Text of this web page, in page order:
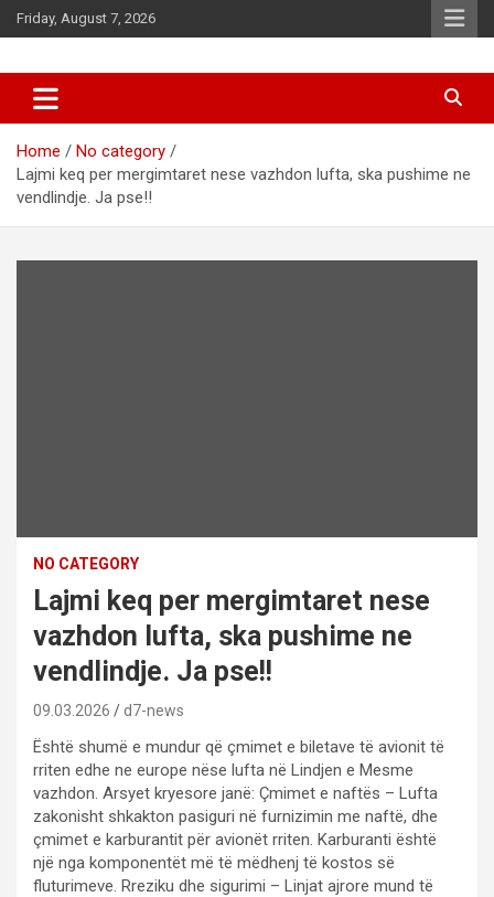
Skip
to
Friday, August 7, 2026
d7-news.com
Home
No category
Lajmi keq per mergimtaret nese vazhdon lufta, ska pushime ne
vendlindje. Ja pse!!
NO CATEGORY
Lajmi keq per mergimtaret nese
vazhdon lufta, ska pushime ne
vendlindje. Ja pse!!
09.03.2026 d7-news
Është shumë e mundur që çmimet e biletave të avionit të
rriten edhe ne europe nëse lufta në Lindjen e Mesme
vazhdon. Arsyet kryesore janë: Çmimet e naftës – Lufta
zakonisht shkakton pasiguri në furnizimin me naftë, dhe
çmimet e karburantit për avionët rriten. Karburanti është
një nga komponentët më të mëdhenj të kostos së
fluturimeve. Rreziku dhe sigurimi – Linjat ajrore mund të